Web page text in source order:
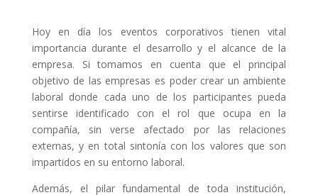
Hoy en día los eventos corporativos tienen vital
importancia durante el desarrollo y el alcance de la
empresa. Si tomamos en cuenta que el principal
objetivo de las empresas es poder crear un ambiente
laboral donde cada uno de los participantes pueda
sentirse identificado con el rol que ocupa en la
compañía, sin verse afectado por las relaciones
externas, y en total sintonía con los valores que son
impartidos en su entorno laboral.
Además, el pilar fundamental de toda institución,